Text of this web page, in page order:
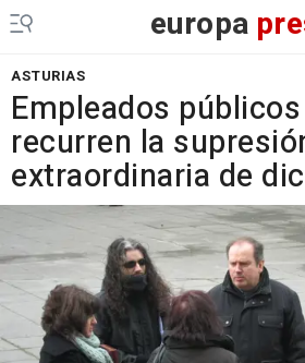
europa
ASTURIAS
Empleados
recurren la
extraordinaria de